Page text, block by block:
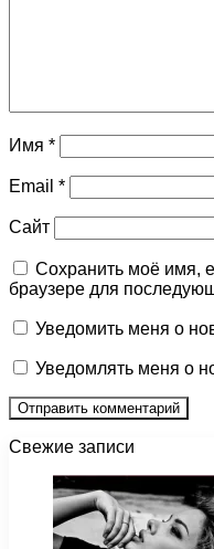
Имя *
Email *
Сайт
Сохранить моё имя,
браузере для
Уведомить меня о
Уведомлять меня о
Свежие записи